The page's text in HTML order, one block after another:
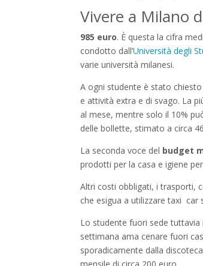
Vivere a Milano
985 euro. È questa la cifra
condotto dall’Università degli
varie università milanesi.
A ogni studente è stato chiesto
e attività extra e di svago. La
al mese, mentre solo il 10%
delle bollette, stimato a circa
La seconda voce del budget
prodotti per la casa e igiene
Altri costi obbligati, i trasporti,
che esigua a utilizzare taxi car
Lo studente fuori sede tuttavia
settimana ama cenare fuori
sporadicamente dalla